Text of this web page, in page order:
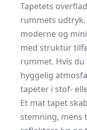
Tapetets
rummets
moderne og
med struktur
rummet. Hvis
hyggelig
tapeter i stof-
Et mat tapet
stemning, mens